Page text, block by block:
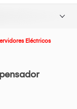
Eléctricos